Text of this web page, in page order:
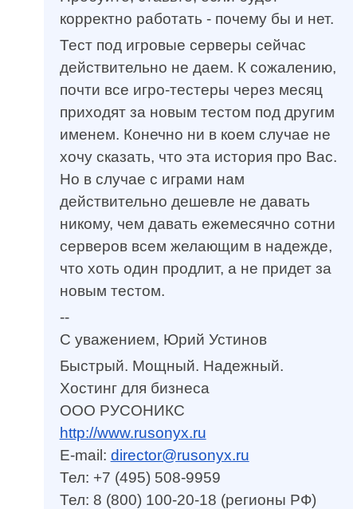
корректно работать - почему бы и нет.
Тест под игровые серверы сейчас
действительно не даем. К сожалению,
почти все игро-тестеры через месяц
приходят за новым тестом под другим
именем. Конечно ни в коем случае не
хочу сказать, что эта история про Вас.
Но в случае с играми нам
действительно дешевле не давать
никому, чем давать ежемесячно сотни
серверов всем желающим в надежде,
что хоть один продлит, а не придет за
новым тестом.
--
С уважением, Юрий Устинов
Быстрый. Мощный. Надежный.
Хостинг для бизнеса
ООО РУСОНИКС
http://www.rusonyx.ru
E-mail: director@rusonyx.ru
Тел: +7 (495) 508-9959
Тел: 8 (800) 100-20-18 (регионы РФ)